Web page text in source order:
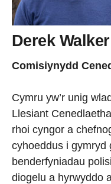
Derek Walker
Comisiynydd
Cymru yw’r unig
Llesiant
rhoi cyngor a
cyhoeddus i gymryd
benderfyniadau
diogelu a hyrwyddo